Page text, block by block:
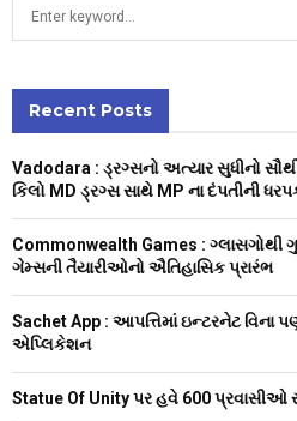
h
o
Recent Posts
Vadodara : ડ્રગ્સનો અત્યાર સુધીનો
કિલો MD ડ્રગ્સ સાથે MP ના દંપતીની
Commonwealth Games : ગ્લાસગોથી
ગેમ્સની તૈયારીઓનો ઐતિહાસિક પ્રારંભ
Sachet App : આપત્તિમાં ઇન્ટરનેટ વિના
એપ્લિકેશન
Statue Of Unity પર હવે 600